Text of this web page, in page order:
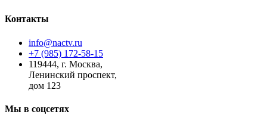
Контакты
info@nactv.ru
+7 (985) 172-58-15
119444, г. Москва,
Ленинский проспект,
дом 123
Мы в соцсетях